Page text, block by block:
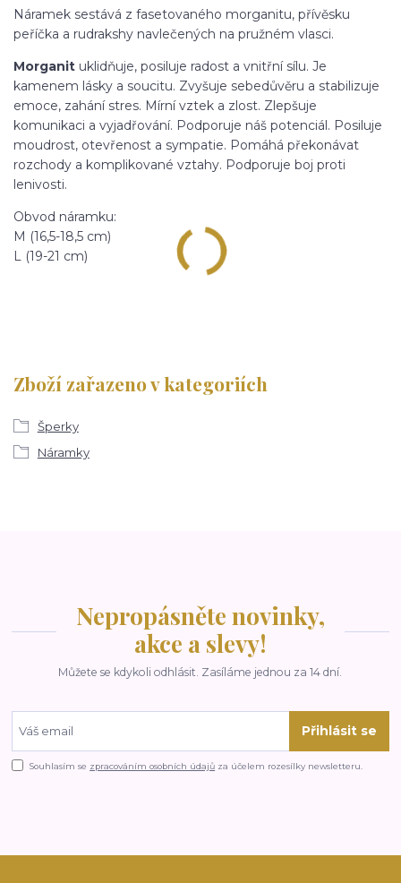
Náramek sestává z fasetovaného morganitu, přívěsku
peříčka a rudrakshy navlečených na pružném vlasci.
Morganit uklidňuje, posiluje radost a vnitřní sílu. Je
kamenem lásky a soucitu. Zvyšuje sebedůvěru a stabilizuje
emoce, zahání stres. Mírní vztek a zlost. Zlepšuje
komunikaci a vyjadřování. Podporuje náš potenciál. Posiluje
moudrost, otevřenost a sympatie. Pomáhá překonávat
rozchody a komplikované vztahy. Podporuje boj proti
lenivosti.
Obvod náramku:
M (16,5-18,5 cm)
L (19-21 cm)
Zboží zařazeno v kategoriích
Šperky
Náramky
Nepropásněte novinky,
akce a slevy!
Můžete se kdykoli odhlásit. Zasíláme jednou za 14 dní.
Přihlásit se
Souhlasím se zpracováním osobních údajů za účelem rozesílky newsletteru.